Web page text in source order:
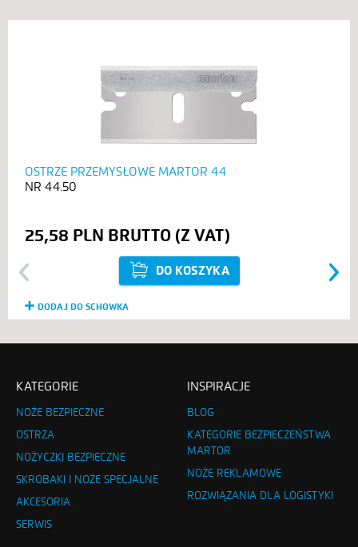
Previous
OSTRZE PRZEMYSŁOWE MARTOR 44
44.50
25,58 PLN
DO KOSZYKA
DODAJ DO SCHOWKA
Next
KATEGORIE
NOŻE BEZPIECZNE
OSTRZA
NOŻYCZKI BEZPIECZNE
SKROBAKI I NOŻE SPECJALNE
AKCESORIA
SERWIS
INSPIRACJE
BLOG
KATEGORIE BEZPIECZEŃSTWA
MARTOR
NOŻE REKLAMOWE
ROZWIĄZANIA DLA LOGISTYKI